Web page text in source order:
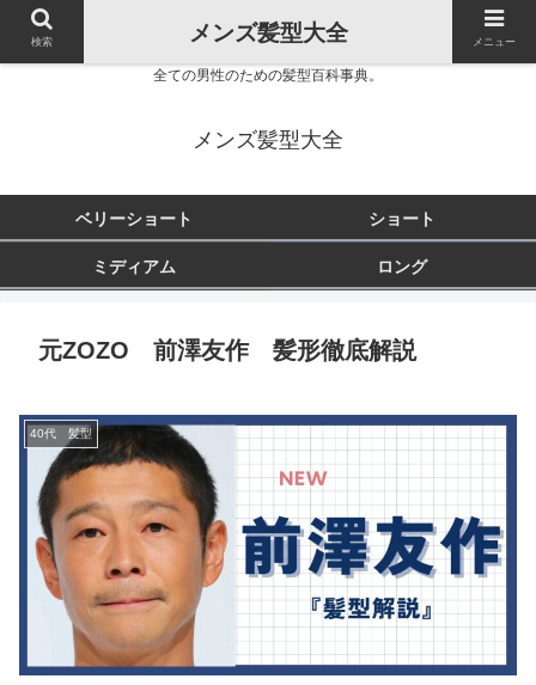
全ての男性のための髪型百科事典。
メンズ髪型大全
ベリーショート ショート
ミディアム ロング
元ZOZO 前澤友作 髪形徹底解説
40代 髪型
検索 メンズ髪型大全 メニュー